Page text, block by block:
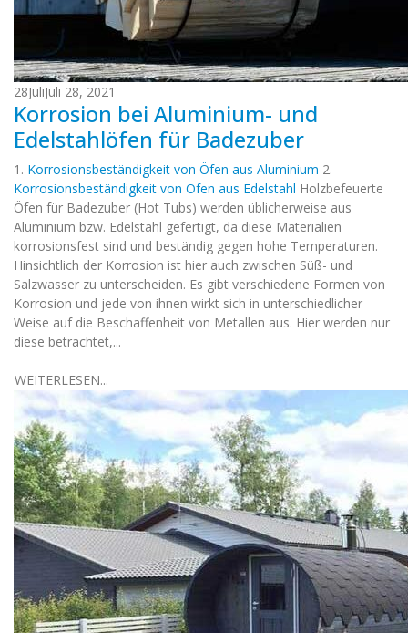
28JuliJuli 28, 2021
Korrosion bei Aluminium- und
Edelstahlöfen für Badezuber
1. Korrosionsbeständigkeit von Öfen aus Aluminium 2.
Korrosionsbeständigkeit von Öfen aus Edelstahl Holzbefeuerte
Öfen für Badezuber (Hot Tubs) werden üblicherweise aus
Aluminium bzw. Edelstahl gefertigt, da diese Materialien
korrosionsfest sind und beständig gegen hohe Temperaturen.
Hinsichtlich der Korrosion ist hier auch zwischen Süß- und
Salzwasser zu unterscheiden. Es gibt verschiedene Formen von
Korrosion und jede von ihnen wirkt sich in unterschiedlicher
Weise auf die Beschaffenheit von Metallen aus. Hier werden nur
diese betrachtet,...
WEITERLESEN...